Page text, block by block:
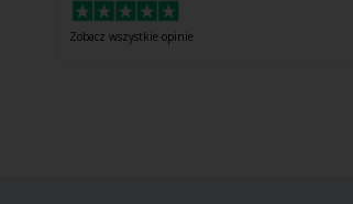
Zobacz wszystkie opinie